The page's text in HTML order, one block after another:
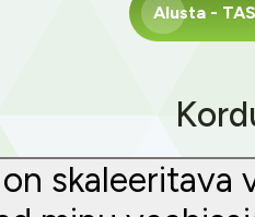
Alusta-
skaleeritava